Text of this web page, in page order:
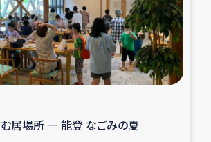
ルート大規模爆発被災者支援
女性の生計向上支援
ロフォレストリー（カカオ）事業
居場所 ― 能登 なごみの夏